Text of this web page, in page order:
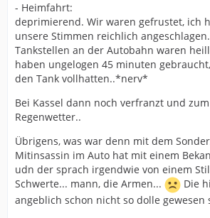
- Heimfahrt:
deprimierend. Wir waren gefrustet, ich
unsere Stimmen reichlich
Tankstellen an der Autobahn waren
haben ungelogen 45 minuten
den Tank vollhatten..*nerv*
Bei Kassel dann noch verfranzt und
Regenwetter..
Übrigens, was war denn mit dem
Mitinsassin im Auto hat mit einem
udn der sprach irgendwie von einem
Schwerte... mann, die Armen...
Die
angeblich schon nicht so dolle gewesen